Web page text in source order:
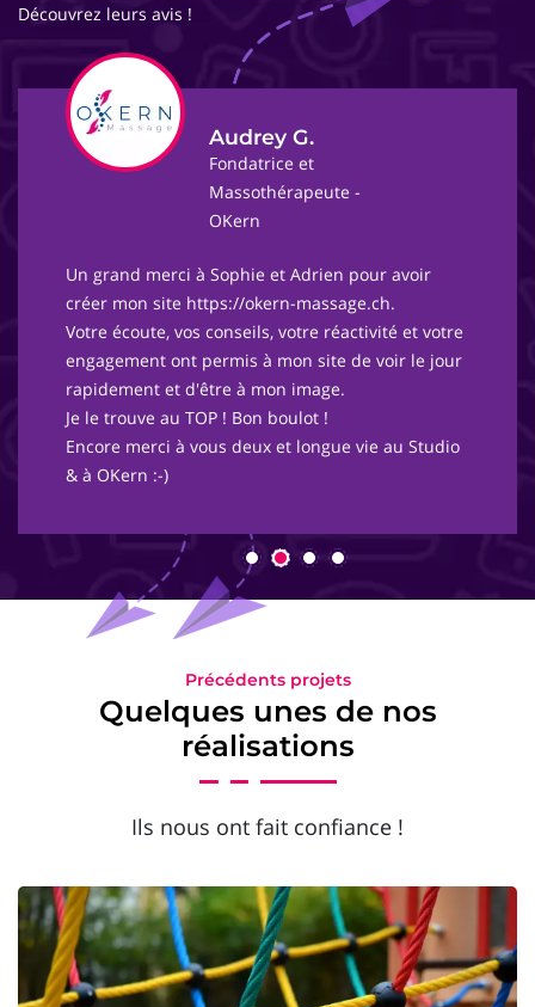
Découvrez leurs avis !
Audrey G.
Fondatrice et
Massothérapeute -
OKern
Un grand merci à Sophie et Adrien pour avoir
créer mon site https://okern-massage.ch.
Votre écoute, vos conseils, votre réactivité et votre
engagement ont permis à mon site de voir le jour
rapidement et d'être à mon image.
Je le trouve au TOP ! Bon boulot !
Encore merci à vous deux et longue vie au Studio
& à OKern :-)
Précédents projets
Quelques unes de nos
réalisations
Ils nous ont fait confiance !